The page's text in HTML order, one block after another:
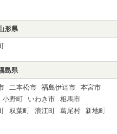
形県
島県
二本松市 福島伊達市
本宮市
小野町 いわき市
相馬市
双葉町 浪江町 葛尾村
新地町